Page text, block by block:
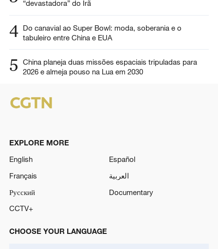
“devastadora” do Irã
4 Do canavial ao Super Bowl: moda, soberania e o
tabuleiro entre China e EUA
5
China planeja duas missões espaciais tripuladas para
2026 e almeja pouso na Lua em 2030
EXPLORE MORE
English
Español
Français
العربية
Русский
Documentary
CCTV+
CHOOSE YOUR LANGUAGE